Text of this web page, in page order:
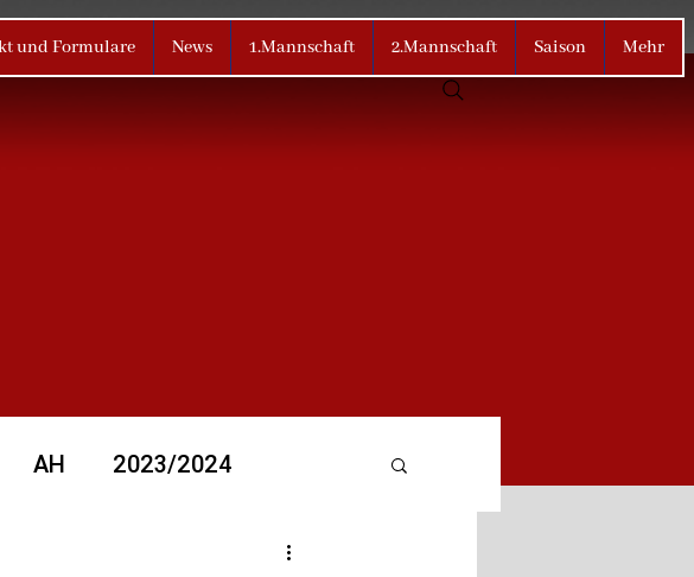
und Formulare News 1.Mannschaft 2.Mannschaft Saison Mehr
AH 2023/2024